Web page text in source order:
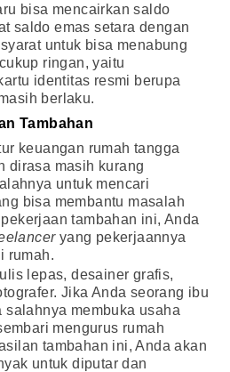
bisa mencairkan saldo
saldo emas setara dengan
untuk bisa menabung
ringan, yaitu
identitas resmi berupa
berlaku.
Tambahan
keuangan rumah tangga
dirasa masih kurang
untuk mencari
bisa membantu masalah
tambahan ini, Anda
yang pekerjaannya
rumah.
lepas, desainer grafis,
Jika Anda seorang ibu
salahnya membuka usaha
mengurus rumah
tambahan ini, Anda akan
untuk diputar dan